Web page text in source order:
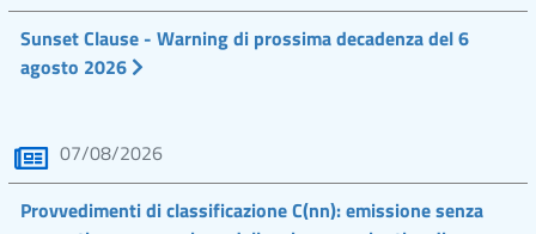
Sunset Clause - Warning di prossima decadenza del 6
agosto 2026
07/08/2026
Provvedimenti di classificazione C(nn): emissione senza